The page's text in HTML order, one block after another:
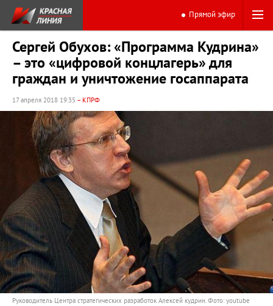
Прямой эфир
Сергей Обухов: «Программа Кудрина»
– это «цифровой концлагерь» для
граждан и уничтожение госаппарата
17 апреля 2018 19:35 – КПРФ
Руководитель Центра стратегических разработок Алексей кудрин. Фото: youtube